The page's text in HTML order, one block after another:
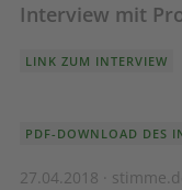
Interview mit
LINK ZUM INTERVIEW
PDF-DOWNLOAD DES
27.04.2018 ·